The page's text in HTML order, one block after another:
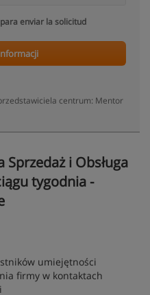
para enviar la solicitud
centrum: Mentor
Sprzedaż i Obsługa
tygodnia -
umiejętności
firmy w kontaktach